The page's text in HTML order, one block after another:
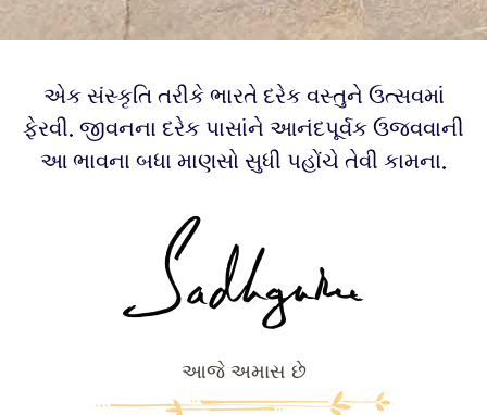
એક સંસ્કૃતિ તરીકે ભારતે દરેક વસ્તુને ઉત્સવમાં
ફેરવી. જીવનના દરેક પાસાંને આનંદપૂર્વક ઉજવવાની
આ ભાવના બધા માણસો સુધી પહોંચે તેવી કામના.
આજે અમાસ છે